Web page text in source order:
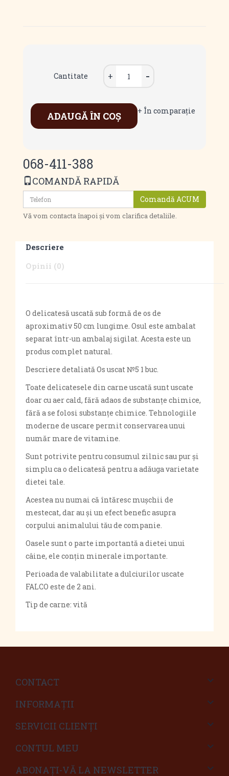
Cantitate
ADAUGĂ ÎN COŞ + În comparaţie
068-411-388
COMANDĂ RAPIDĂ
Comandă ACUM
Vă vom contacta înapoi și vom clarifica detaliile.
Descriere
Opinii (0)
O delicatesă uscată sub formă de os de
aproximativ 50 cm lungime. Osul este ambalat
separat într-un ambalaj sigilat. Acesta este un
produs complet natural.
Descriere detaliată Os uscat №5 1 buc.
Toate delicatesele din carne uscată sunt uscate
doar cu aer cald, fără adaos de substanțe chimice,
fără a se folosi substanțe chimice. Tehnologiile
moderne de uscare permit conservarea unui
număr mare de vitamine.
Sunt potrivite pentru consumul zilnic sau pur și
simplu ca o delicatesă pentru a adăuga varietate
dietei tale.
Acestea nu numai că întăresc mușchii de
mestecat, dar au și un efect benefic asupra
corpului animalului tău de companie.
Oasele sunt o parte importantă a dietei unui
câine, ele conțin minerale importante.
Perioada de valabilitate a dulciurilor uscate
FALCO este de 2 ani.
Tip de carne: vită
CONTACT
INFORMAŢII
SERVICII CLIENŢI
CONTUL MEU
ABONAȚI-VĂ LA NEWSLETTER